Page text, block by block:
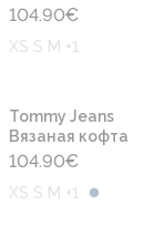
104.90€
XS S M +1
Tommy Jeans
Вязаная кофта
104.90€
XS S M +1